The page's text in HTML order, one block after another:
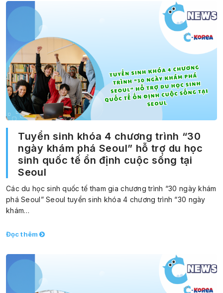
Tuyển sinh khóa 4 chương trình “30
ngày khám phá Seoul” hỗ trợ du học
sinh quốc tế ổn định cuộc sống tại
Seoul
Các du học sinh quốc tế tham gia chương trình “30 ngày khám
phá Seoul” Seoul tuyển sinh khóa 4 chương trình “30 ngày
khám…
Đọc thêm